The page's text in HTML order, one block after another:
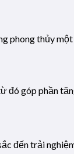
phong thủy
đó góp phần
đến trải